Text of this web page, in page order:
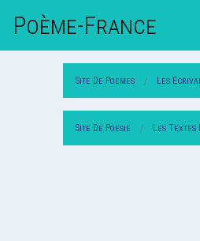
Poème-FrAnce
Site De Poemes Les
Site De Poesie Les Textes